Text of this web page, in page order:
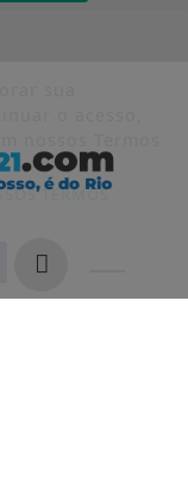
nossos Termos
TERMOS